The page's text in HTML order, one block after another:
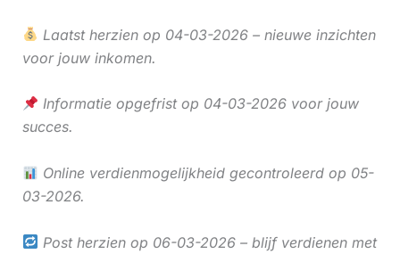
Laatst herzien op 04-03-2026 – nieuwe inzichten
voor jouw inkomen.
Informatie opgefrist op 04-03-2026 voor jouw
succes.
Online verdienmogelijkheid gecontroleerd op 05-
03-2026.
Post herzien op 06-03-2026 – blijf verdienen met